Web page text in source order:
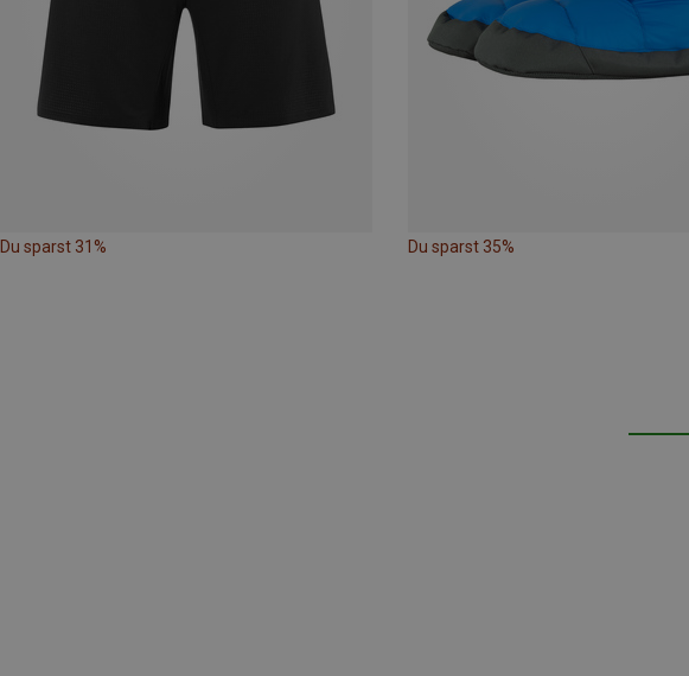
Du sparst 31% Du sparst 35%